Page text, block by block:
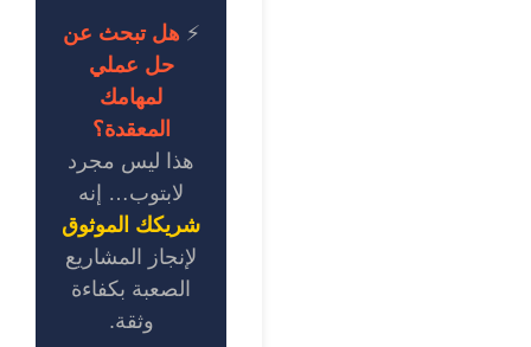
⚡هل تبحث عن
حل عملي
لمهامك
المعقدة؟
هذا ليس مجرد
لابتوب… إنه
شريكك الموثوق
لإنجاز المشاريع
الصعبة بكفاءة
وثقة.